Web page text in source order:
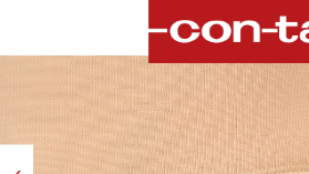
Bildergalerie überspringen